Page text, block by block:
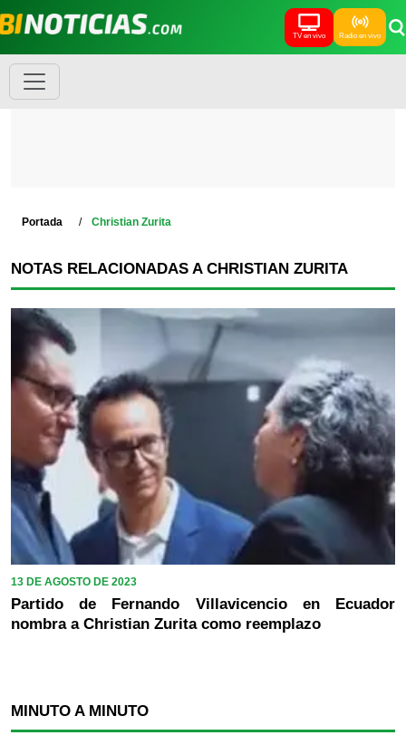
TV en vivo Radio en vivo
Portada Christian Zurita
NOTAS RELACIONADAS A CHRISTIAN ZURITA
13 DE AGOSTO DE 2023
Partido de Fernando Villavicencio en Ecuador
nombra a Christian Zurita como reemplazo
MINUTO A MINUTO